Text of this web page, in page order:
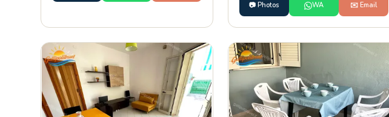
📷 Photos WA ✉️ Email